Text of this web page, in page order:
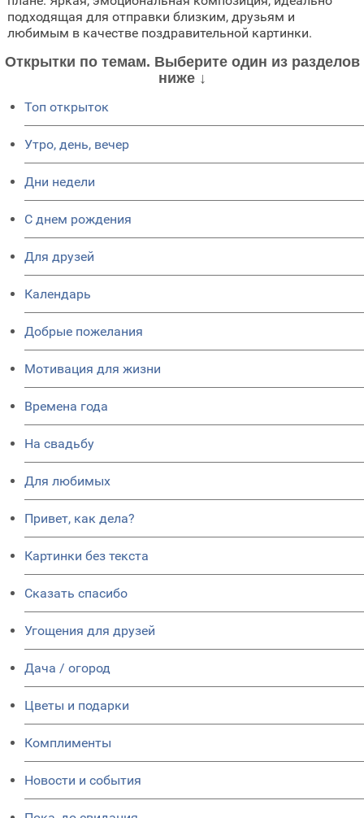
подходящая для отправки близким, друзьям и
любимым в качестве поздравительной картинки.
Открытки по темам. Выберите один из разделов
ниже ↓
Топ открыток
Утро, день, вечер
Дни недели
C днем рождения
Для друзей
Календарь
Добрые пожелания
Мотивация для жизни
Времена года
На свадьбу
Для любимых
Привет, как дела?
Картинки без текста
Сказать спасибо
Угощения для друзей
Дача / огород
Цветы и подарки
Комплименты
Новости и события